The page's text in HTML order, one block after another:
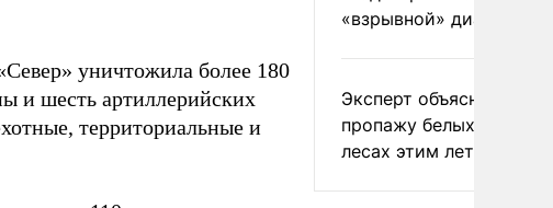
уничтожила более 180
и шесть артиллерийских
территориальные и
«взрывной» диареи
Эксперт объяснил
пропажу белых грибов
лесах этим летом